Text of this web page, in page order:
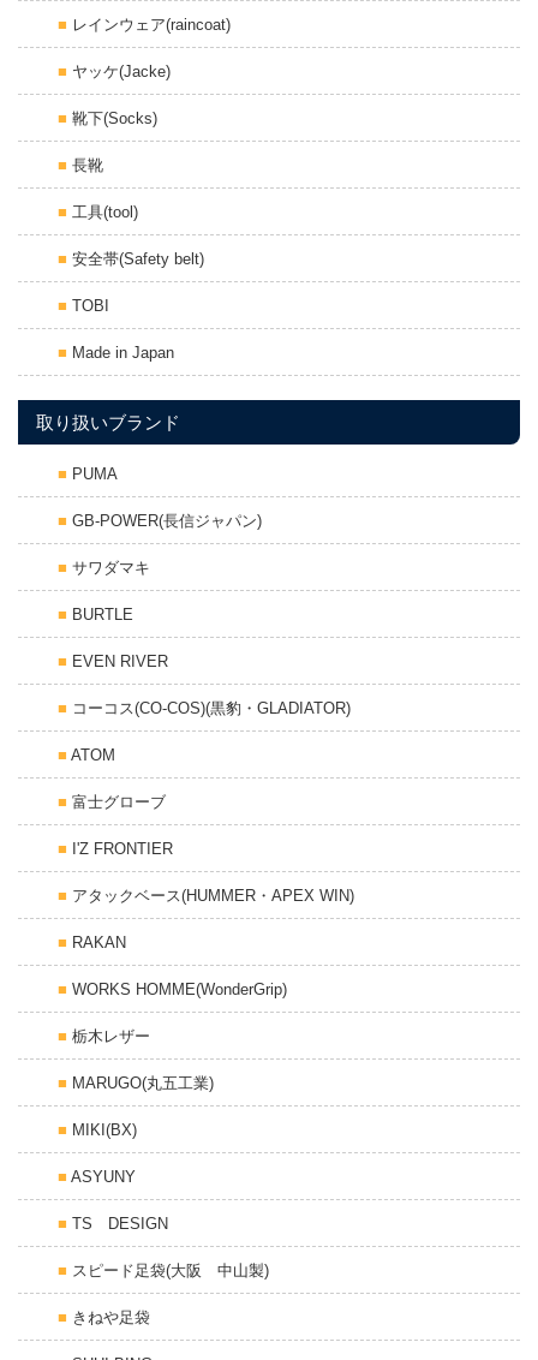
レインウェア(raincoat)
ヤッケ(Jacke)
靴下(Socks)
長靴
工具(tool)
安全帯(Safety belt)
TOBI
Made in Japan
取り扱いブランド
PUMA
GB-POWER(長信ジャパン)
サワダマキ
BURTLE
EVEN RIVER
コーコス(CO-COS)(黒豹・GLADIATOR)
ATOM
富士グローブ
I'Z FRONTIER
アタックベース(HUMMER・APEX WIN)
RAKAN
WORKS HOMME(WonderGrip)
栃木レザー
MARUGO(丸五工業)
MIKI(BX)
ASYUNY
TS DESIGN
スピード足袋(大阪 中山製)
きねや足袋